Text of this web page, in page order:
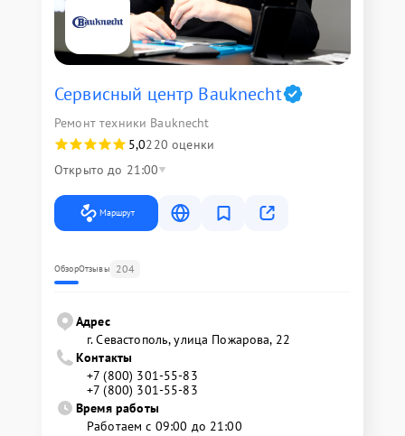
Сервисный центр Bauknecht
Ремонт техники Bauknecht
5,0220 оценки
Открыто до 21:00
Маршрут
ОбзорОтзывы 204
Адрес
г. Севастополь, улица Пожарова, 22
Контакты
+7 (800) 301-55-83
+7 (800) 301-55-83
Время работы
Работаем с 09:00 до 21:00